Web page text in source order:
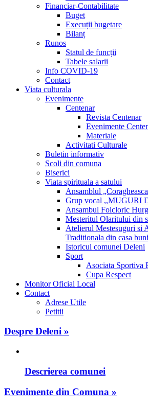
Financiar-Contabilitate
Buget
Execuții bugetare
Bilanț
Runos
Statul de funcții
Tabele salarii
Info COVID-19
Contact
Viata culturala
Evenimente
Centenar
Revista Centenar
Evenimente
Materiale
Activitati Culturale
Buletin informativ
Scoli din comuna
Biserici
Viata spirituala a satului
Ansamblul
Grup vocal ,,MUGURI
Ansambul Folcloric
Mesteritul Olaritului din
Atelierul Mestesuguri si
Traditionala din casa
Istoricul comunei Deleni
Sport
Asociata Sportiva
Cupa Respect
Monitor Oficial Local
Contact
Adrese Utile
Petitii
Despre Deleni »
Descrierea comunei
Evenimente din Comuna »